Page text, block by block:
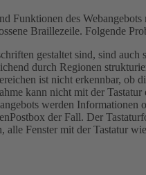
Funktionen des
Braillezeile. Folgende
gestaltet sind, sind
durch Regionen
ist nicht erkennbar, ob
kann nicht mit der Tastatur
werden
der Fall. Der
alle Fenster mit der Tastatur